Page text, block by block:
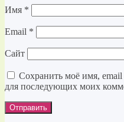
Имя *
Email *
Сайт
Сохранить моё имя, email
для последующих моих